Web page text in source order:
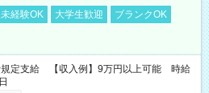
経験OK 大学生歓迎
ブランクOK
規定支給 【収入例】9万円以上可能 時給